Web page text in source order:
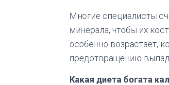
Многие специалисты
минерала, чтобы их
особенно возрастает,
предотвращению
Какая диета богата